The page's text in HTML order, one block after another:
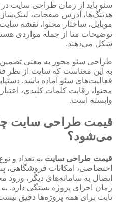
سئو باید از زمان طراحی سایت
هدینگ‌ها، آدرس صفحات،
موبایل، ساختار محتوا، نقشه
توضیحات متا از جمله مواردی
شکل می‌دهند.
طراحی سئو محور به معنی تضمین
به این معناست که سایت از نظر
فعالیت‌های سئو آماده باشد.
محتوا، رقابت کلمات کلیدی،
وابسته است.
قیمت طراحی سایت
می‌شود؟
قیمت طراحی سایت به تعداد و
اختصاصی، امکانات فروشگاهی،
اتصال به سامانه‌های دیگر، ورود
زمان اجرای پروژه بستگی دارد.
ثابت برای همه پروژه‌ها دقیق